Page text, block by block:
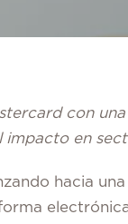
con
impacto en
hacia